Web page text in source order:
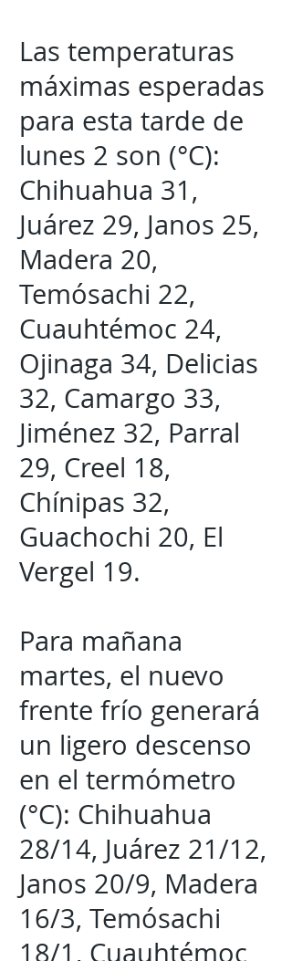
Las temperaturas
máximas esperadas
para esta tarde de
lunes 2 son (°C):
Chihuahua 31,
Juárez 29, Janos 25,
Madera 20,
Temósachi 22,
Cuauhtémoc 24,
Ojinaga 34, Delicias
32, Camargo 33,
Jiménez 32, Parral
29, Creel 18,
Chínipas 32,
Guachochi 20, El
Vergel 19.
Para mañana
martes, el nuevo
frente frío generará
un ligero descenso
en el termómetro
(°C): Chihuahua
28/14, Juárez 21/12,
Janos 20/9, Madera
16/3, Temósachi
18/1, Cuauhtémoc